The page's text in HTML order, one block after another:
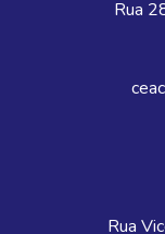
Rua
Rua